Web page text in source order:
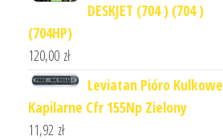
DESKJET (704 ) (704 )
(704HP)
120,00 zł
Leviatan Pióro Kulkowe
Kapilarne Cfr 155Np Zielony
11,92 zł